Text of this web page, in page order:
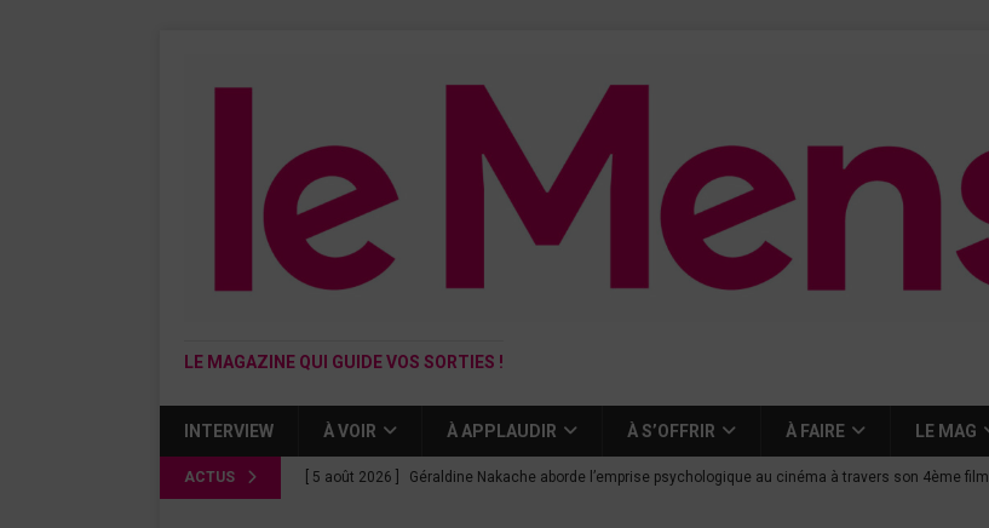
LE MAGAZINE QUI GUIDE VOS SORTIES !
INTERVIEW À VOIR À APPLAUDIR À S’OFFRIR À FAIRE LE MAG
ACTUS [ 5 août 2026 ] Géraldine Nakache aborde l’emprise psychologique au cinéma à travers son 4ème film